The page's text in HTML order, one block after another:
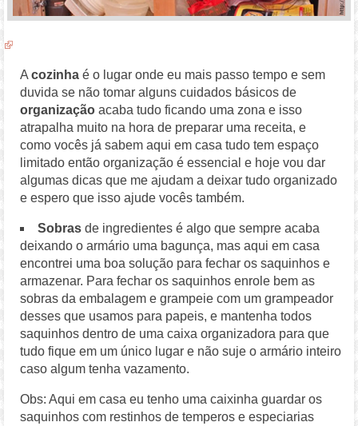
Acozinha é o lugar onde eu mais passo tempo e sem
duvida se não tomar alguns cuidados básicos de
organização acaba tudo ficando uma zona e isso
atrapalha muito na hora de preparar uma receita, e
como vocês já sabem aqui em casa tudo tem espaço
limitado então organização é essencial e hoje vou dar
algumas dicas que me ajudam a deixar tudo organizado
e espero que isso ajude vocês também.
Sobras de ingredientes é algo que sempre acaba
deixando o armário uma bagunça, mas aqui em casa
encontrei uma boa solução para fechar os saquinhos e
armazenar. Para fechar os saquinhos enrole bem as
sobras da embalagem e grampeie com um grampeador
desses que usamos para papeis, e mantenha todos
saquinhos dentro de uma caixa organizadora para que
tudo fique em um único lugar e não suje o armário inteiro
caso algum tenha vazamento.
Obs: Aqui em casa eu tenho uma caixinha guardar os
saquinhos com restinhos de temperos e especiarias